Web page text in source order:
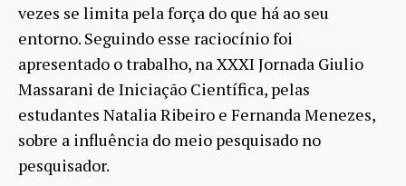
vezes se limita pela força do que há ao seu
entorno. Seguindo esse raciocínio foi
apresentado o trabalho, na XXXI Jornada Giulio
Massarani de Iniciação Científica, pelas
estudantes Natalia Ribeiro e Fernanda Menezes,
sobre a influência do meio pesquisado no
pesquisador.